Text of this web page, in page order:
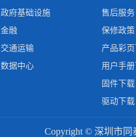
政府基础设施
金融
交通运输
数据中心
售后服务
保修政策
产品彩
用户手
固件下载
驱动下载
Copyright © 深圳市同